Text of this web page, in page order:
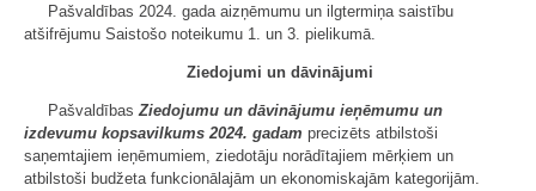
Pašvaldības 2024. gada aizņēmumu un ilgtermiņa saistību
atšifrējumu Saistošo noteikumu 1. un 3. pielikumā.
Ziedojumi un dāvinājumi
PašvaldībasZiedojumu un dāvinājumu ieņēmumu un
izdevumu kopsavilkums 2024. gadam precizēts atbilstoši
saņemtajiem ieņēmumiem, ziedotāju norādītajiem mērķiem un
atbilstoši budžeta funkcionālajām un ekonomiskajām kategorijām.